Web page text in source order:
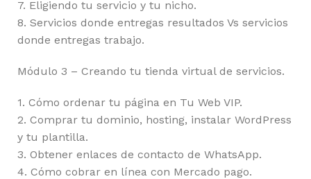
7. Eligiendo tu servicio y tu nicho.
8. Servicios donde entregas resultados Vs servicios
donde entregas trabajo.
Módulo 3 – Creando tu tienda virtual de servicios.
1. Cómo ordenar tu página en Tu Web VIP.
2. Comprar tu dominio, hosting, instalar WordPress
y tu plantilla.
3. Obtener enlaces de contacto de WhatsApp.
4. Cómo cobrar en línea con Mercado pago.